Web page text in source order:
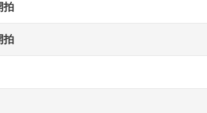
拍
拍